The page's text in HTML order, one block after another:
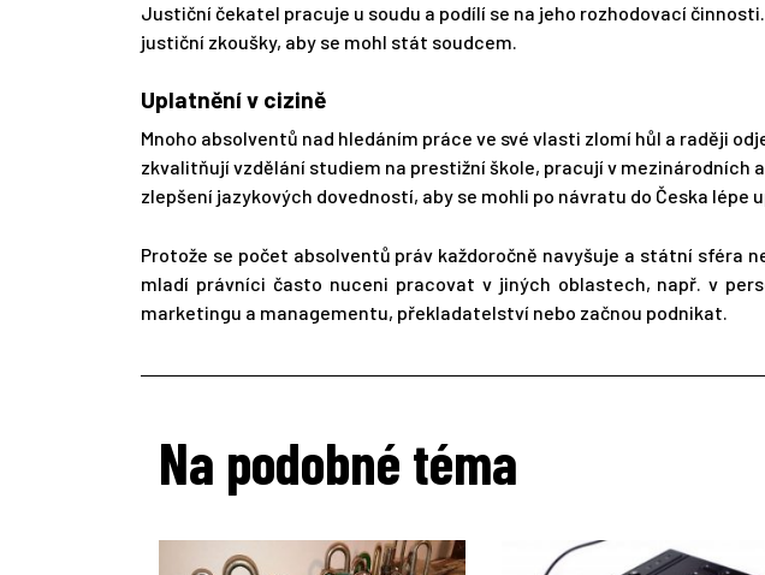
Justiční čekatel pracuje u soudu a podílí se na jeho rozhodovací
justiční zkoušky, aby se mohl stát soudcem.
Uplatnění v cizině
Mnoho absolventů nad hledáním práce ve své vlasti zlomí hůl a raději
zkvalitňují vzdělání studiem na prestižní škole, pracují v mezinárodních
zlepšení jazykových dovedností, aby se mohli po návratu do Česka lépe
Protože se počet absolventů práv každoročně navyšuje a státní sféra
mladí právníci často nuceni pracovat v jiných oblastech, např. v
marketingu a managementu, překladatelství nebo začnou podnikat.
Na podobné téma